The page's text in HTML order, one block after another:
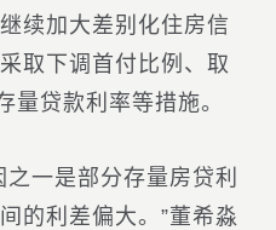
续加大差别化住房信
取下调首付比例、取
量贷款利率等措施。
一是部分存量房贷利
的利差偏大。”董希淼